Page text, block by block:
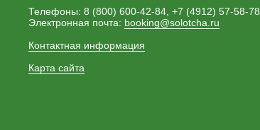
Телефоны: 8 (800) 600-42-84, +7 (4912) 57-58-78
Электронная почта: booking@solotcha.ru
Контактная информация
Карта сайта